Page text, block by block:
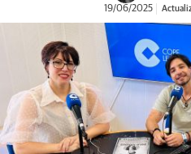
19/06/2025